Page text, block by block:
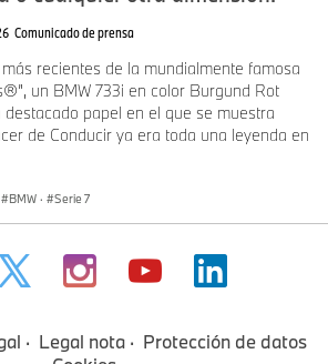
Comunicado de prensa
recientes de la mundialmente famosa
un BMW 733i en color Burgund Rot
papel en el que se muestra
de Conducir ya era toda una leyenda en
BMW · Serie 7
Legal nota
Protección de datos